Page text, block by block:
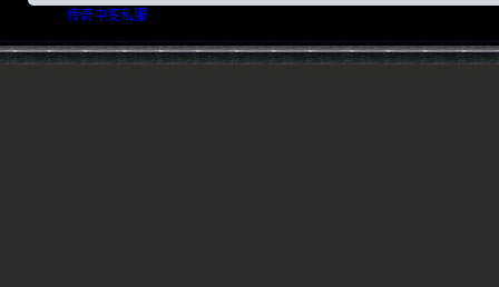
传奇中变私服